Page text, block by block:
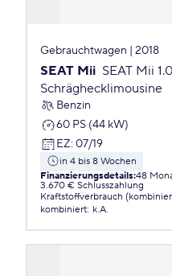
Gebrauchtwagen | 2018
SEAT Mii SEAT Mii
Schräghecklimousine
Benzin
60 PS (44 kW)
EZ: 07/19
in 4 bis 8 Wochen
Finanzierungsdetails:48
3.670 € Schlusszahlung
Kraftstoffverbrauch
kombiniert: k.A.